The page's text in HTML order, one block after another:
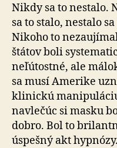
Nikdy sa to nestalo.
sa to stalo, nestalo
Nikoho to
štátov boli
neľú­tostné, ale
sa musí Amerike
klinickú
navlečúc si masku
dobro. Bol to
úspešný akt hypnózy.